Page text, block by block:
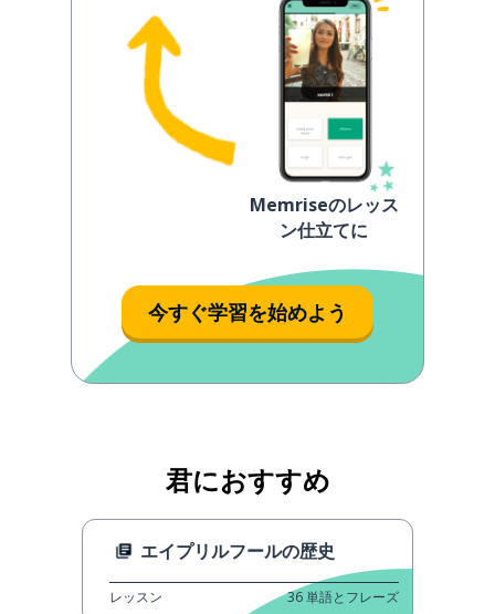
Memriseのレッス
ン仕立てに
今すぐ学習を始めよう
君におすすめ
エイプリルフールの歴史
レッスン 36単語とフレーズ